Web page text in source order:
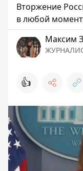
Вторжение
в любой
Максим
👍